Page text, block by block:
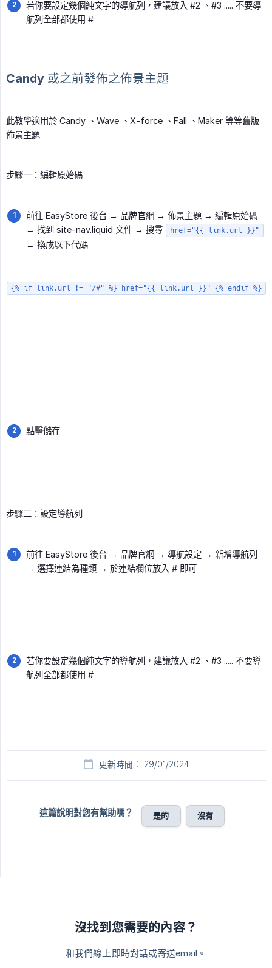
若你要設定幾個純文字的導航列，建議放入 #2 、#3 ..... 不要導
航列全部都使用 #
Candy 或之前發佈之佈景主題
此教學適用於 Candy 、Wave 、X-force 、Fall 、Maker 等等舊版
佈景主題
步驟一：編輯原始碼
前往 EasyStore 後台 → 品牌官網 → 佈景主題 → 編輯原始碼
→ 找到 site-nav.liquid 文件 → 搜尋
href="{{ link.url }}"
→ 換成以下代碼
{% if link.url != "/#" %} href="{{ link.url }}" {% endif %}
點擊儲存
步驟二：設定導航列
前往 EasyStore 後台 → 品牌官網 → 導航設定 → 新增導航列
→ 選擇連結為種類 → 於連結欄位放入 # 即可
若你要設定幾個純文字的導航列，建議放入 #2 、#3 ..... 不要導
航列全部都使用 #
更新時間： 29/01/2024
這篇說明對您有幫助嗎？ 是的 沒有
沒找到您需要的內容？
和我們線上即時對話或寄送email。